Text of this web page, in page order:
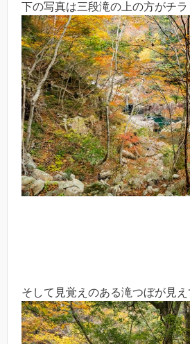
下の写真は三段滝の上の方がチラ
そして見覚えのある滝つぼが見え